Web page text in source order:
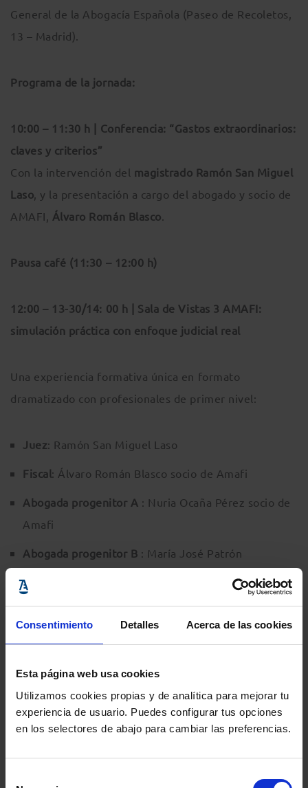
Consentimiento Detalles Acerca de las cookies
Esta página web usa cookies
Utilizamos cookies propias y de analítica para mejorar tu
experiencia de usuario. Puedes configurar tus opciones
en los selectores de abajo para cambiar las preferencias.
General de la Abogacía Española (Paseo de Recoletos,
13 – Madrid).
Programa de la jornada:
10:00 – 11:30 h | Conferencia: “Gastos extraordinarios:
claves y criterios”
Con la intervención del magistrado Ramón San Miguel
Laso, y la presentación a cargo del abogado y socio de
AMAFI, Álvaro Román Blasco.
Pausa café (11:30 – 12:00 h)
12:00 – 13-30/14: 00 h | Sala de Vistas 3 AMAFI:
simulación práctica con enfoque judicial real
Una experiencia formativa única en formato
dramatizado con profesionales de primer nivel:
Juez: Ramón San Miguel Laso
Fiscal: Álvaro Román Blasco socio de Amafi
Abogada progenitor A : Nuria Ocaña Pérez socio de
Amafi
Abogada progenitor B : María José Patrón
Clientes:
Progenitor A Julia Gómez Mateos (cliente de Nuria)
Cristina Cabezas (progenitor B, cliente de María
José) socio de Amafi
Articulista: Alberto Angel Gigante socio de Amafi